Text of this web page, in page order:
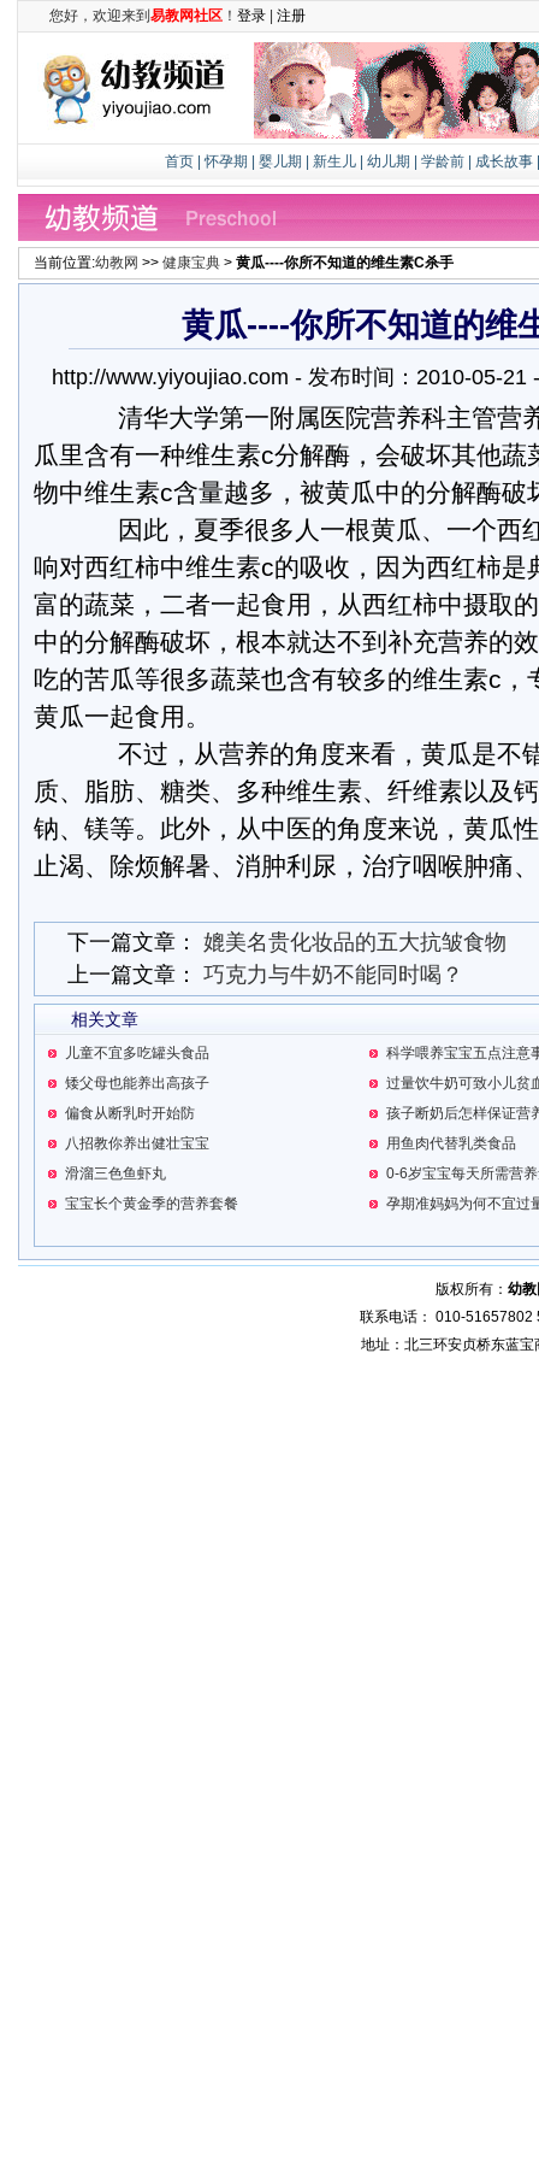
您好，欢迎来到 易教网社区 ！ 登录 注册
首页 |怀孕期 婴儿期 新生儿 幼儿期 学龄前 成长故事
当前位置:幼教网 >> 健康宝典 > 黄瓜----你所不知道的维生素C杀手
黄瓜----你所不知道的维
http://www.yiyoujiao.com - 发布时间：2010-05-
清华大学第一附属医院营养科主管营
瓜里含有一种维生素c分解酶，会破坏其他蔬
物中维生素c含量越多，被黄瓜中的分解酶破
因此，夏季很多人一根黄瓜、一个西
响对西红柿中维生素c的吸收，因为西红柿是
富的蔬菜，二者一起食用，从西红柿中摄取
中的分解酶破坏，根本就达不到补充营养的
吃的苦瓜等很多蔬菜也含有较多的维生素c，
黄瓜一起食用。
不过，从营养的角度来看，黄瓜是不
质、脂肪、糖类、多种维生素、纤维素以及
钠、镁等。此外，从中医的角度来说，黄瓜
止渴、除烦解暑、消肿利尿，治疗咽喉肿痛
下一篇文章： 媲美名贵化妆品的五大抗皱食物
上一篇文章： 巧克力与牛奶不能同时喝？
相关文章
儿童不宜多吃罐头食品
科学喂养宝宝五点注意
矮父母也能养出高孩子
过量饮牛奶可致小儿贫
偏食从断乳时开始防
孩子断奶后怎样保证营
八招教你养出健壮宝宝
用鱼肉代替乳类食品
滑溜三色鱼虾丸
0-6岁宝宝每天所需营
宝宝长个黄金季的营养套餐
孕期准妈妈为何不宜过
版权所有： 幼教
联系电话： 010-
地址：北三环安贞桥东蓝